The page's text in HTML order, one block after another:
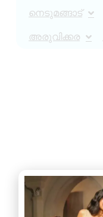
നെടുമങ്ങാട്
അരുവിക്കര